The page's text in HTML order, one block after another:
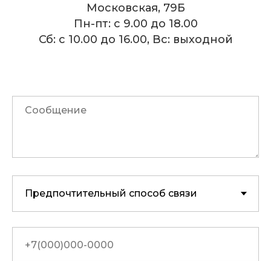
Московская, 79Б
Пн-пт: с 9.00 до 18.00
Сб: с 10.00 до 16.00, Вс: выходной